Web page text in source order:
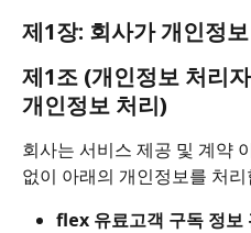
제1장: 회사가 개인정
제1조 (개인정보 처리
개인정보 처리)
회사는 서비스 제공 및 계약
없이 아래의 개인정보를 처리
flex 유료고객 구독 정보